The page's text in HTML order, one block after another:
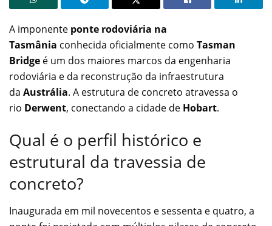
A imponente ponte rodoviária na
Tasmânia conhecida oficialmente como Tasman
Bridge é um dos maiores marcos da engenharia
rodoviária e da reconstrução da infraestrutura
da Austrália. A estrutura de concreto atravessa o
rio Derwent, conectando a cidade de Hobart.
Qual é o perfil histórico e
estrutural da travessia de
concreto?
Inaugurada em mil novecentos e sessenta e quatro, a